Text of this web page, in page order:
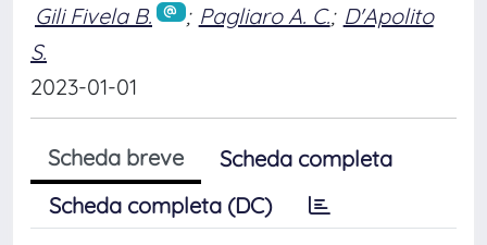
Gili Fivela B. ; Pagliaro A. C.; D'Apolito
S.
2023-01-01
Scheda breve
Scheda completa
Scheda completa (DC)